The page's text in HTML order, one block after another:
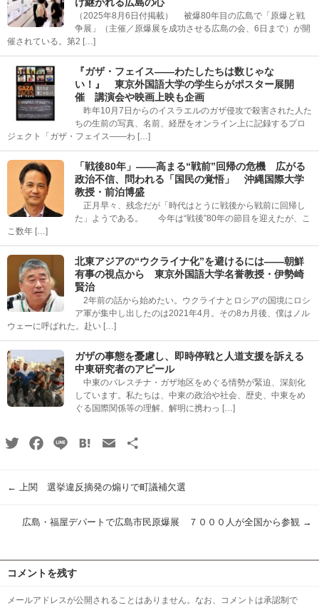
（2025年8月6日付掲載） 被爆80年目の広島で「原爆と戦
争展」（主催／原爆展を成功させる広島の会、6日まで）が開
催されている。第2 […]
『ガザ・フェイス――わたしたちは数じゃな
い！』 東京外国語大学の学生らがポスター展開
催 講演会や映画上映も企画
昨年10月7日からのイスラエルのガザ侵攻で殺害された人た
ちの生前の写真、名前、経歴をオンライン上に記録するプロ
ジェクト「ガザ・フェイス――わ […]
「戦後80年」――高まる“戦前”回帰の危機 広がる
政治不信、問われる「国民の覚悟」 沖縄国際大学
教授・前泊博盛
正月早々、残念だが「時代はとうに戦後から戦前に回帰し
た」ようである。 今年は“戦後”80年の節目を迎えたが、こ
こ数年 […]
北東アジアの“ウクライナ化”を避けるには――朝鮮
有事の視点から 東京外国語大学名誉教授・伊勢崎
賢治
2年前の話から始めたい。ウクライナとロシアの国境にロシ
ア軍が集中し出したのは2021年4月。その8カ月後、僕はノル
ウェーに呼ばれた。赴い […]
ガザの事態を憂慮し、即時停戦と人道支援を訴える
中東研究者のアピール
中東のパレスチナ・ガザ地区をめぐる情勢が緊迫、深刻化
しています。私たちは、中東の政治や社会、歴史、中東をめ
ぐる国際関係等の理解、解明に携わっ […]
TwitterFacebook
Line HatenaEmail
← 上関 選挙違反摘発の煽りで町議補欠選
広島・福屋デパートで広島市民原爆展 ７０００人が全国から参観 →
コメントを残す
メールアドレスが公開されることはありません。なお、コメントは承認制で